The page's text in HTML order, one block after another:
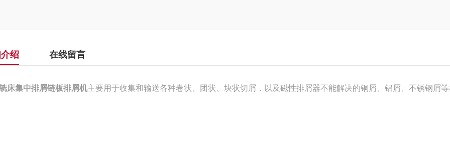
绍 在线留言
床集中排屑链板排屑机主要用于收集和输送各种卷状、团状、块状切屑，以及磁性排屑器不能解决的铜屑、铝屑、不锈钢屑